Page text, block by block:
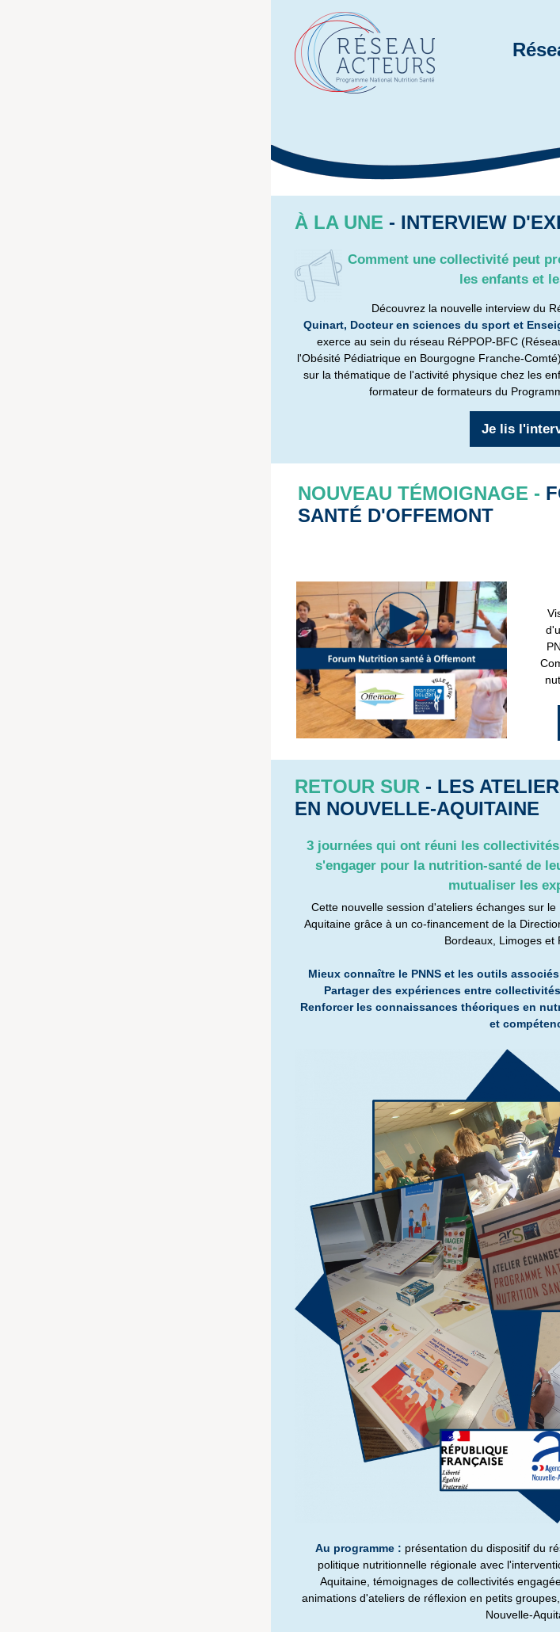
À LA UNE - INTERVIEW
Comment une collectivité peut
les enfants et
Découvrez la nouvelle interview du
Quinart, Docteur en sciences du sport et
exerce au sein du réseau RéPPOP-BFC
l'Obésité Pédiatrique en Bourgogne Franche-
sur la thématique de l'activité physique chez les
formateur de formateurs du
Je lis
NOUVEAU TÉMOIGNAGE -
SANTÉ D'OFFEMONT
RETOUR SUR - LES
EN NOUVELLE-AQUITAINE
3 journées qui ont réuni les
s'engager pour la nutrition-santé de
mutualiser les
Cette nouvelle session d'ateliers échanges sur
Aquitaine grâce à un co-financement de la
Bordeaux, Limoges et
Mieux connaître le PNNS et les outils
Partager des expériences entre
Renforcer les connaissances théoriques en
et
Au programme : présentation du dispositif du
politique nutritionnelle régionale avec
Aquitaine, témoignages de collectivités
animations d'ateliers de réflexion en petits
Nouvelle-